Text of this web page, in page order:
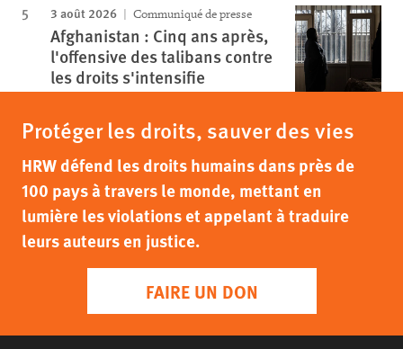
3 août 2026 Communiqué de presse
Afghanistan : Cinq ans après,
l'offensive des talibans contre
les droits s'intensifie
Protéger les droits, sauver des vies
HRW défend les droits humains dans près de
100 pays à travers le monde, mettant en
lumière les violations et appelant à traduire
leurs auteurs en justice.
FAIRE UN DON